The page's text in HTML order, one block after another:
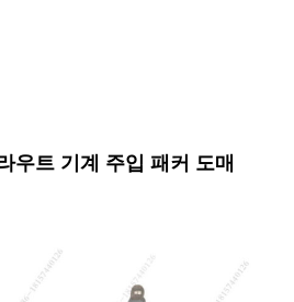
우트 기계 주입 패커 도매